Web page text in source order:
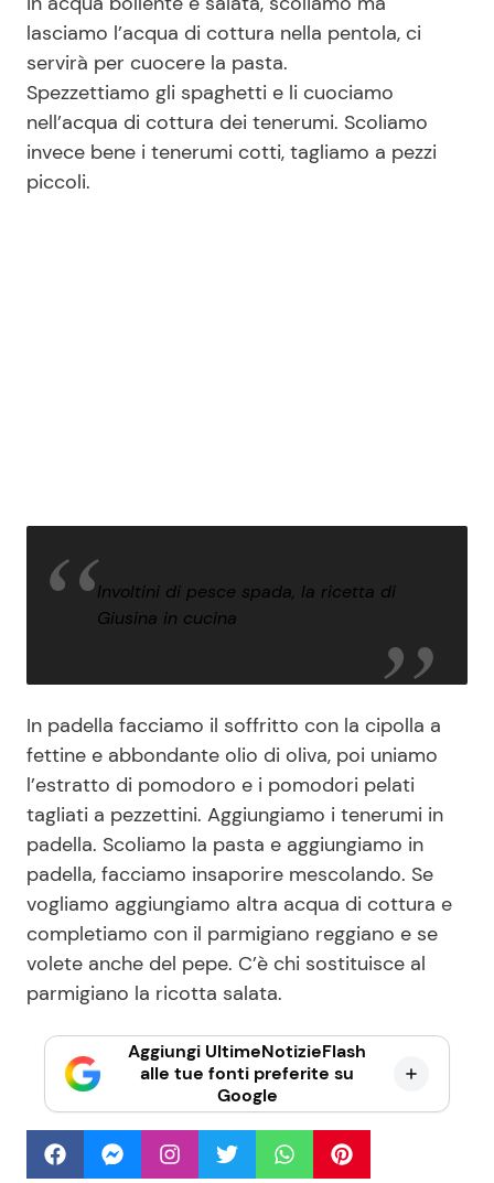
lasciamo l’acqua di cottura nella pentola, ci
servirà per cuocere la pasta.
Spezzettiamo gli spaghetti e li cuociamo
nell’acqua di cottura dei tenerumi. Scoliamo
invece bene i tenerumi cotti, tagliamo a pezzi
piccoli.
Involtini di pesce spada, la ricetta di
Giusina in cucina
In padella facciamo il soffritto con la cipolla a
fettine e abbondante olio di oliva, poi uniamo
l’estratto di pomodoro e i pomodori pelati
tagliati a pezzettini. Aggiungiamo i tenerumi in
padella. Scoliamo la pasta e aggiungiamo in
padella, facciamo insaporire mescolando. Se
vogliamo aggiungiamo altra acqua di cottura e
completiamo con il parmigiano reggiano e se
volete anche del pepe. C’è chi sostituisce al
parmigiano la ricotta salata.
Aggiungi UltimeNotizieFlash
alle tue fonti preferite su
Google